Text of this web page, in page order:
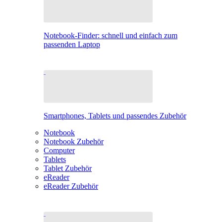
Notebook-Finder: schnell und einfach zum
passenden Laptop
Smartphones, Tablets und passendes Zubehör
Notebook
Notebook Zubehör
Computer
Tablets
Tablet Zubehör
eReader
eReader Zubehör